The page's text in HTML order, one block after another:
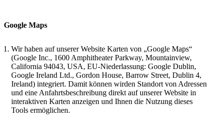
Google Maps
Wir haben auf unserer Website Karten von „Google Maps“
(Google Inc., 1600 Amphitheater Parkway, Mountainview,
California 94043, USA, EU-Niederlassung: Google Dublin,
Google Ireland Ltd., Gordon House, Barrow Street, Dublin 4,
Ireland) integriert. Damit können wirden Standort von Adressen
und eine Anfahrtsbeschreibung direkt auf unserer Website in
interaktiven Karten anzeigen und Ihnen die Nutzung dieses
Tools ermöglichen.